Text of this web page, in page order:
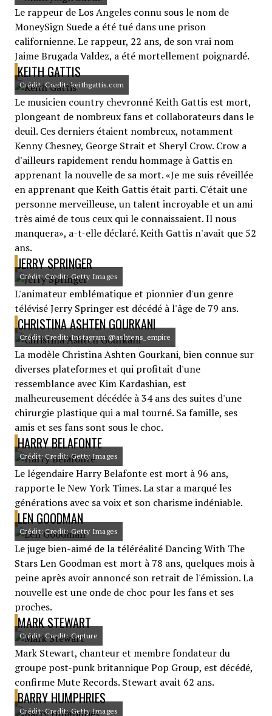
Le rappeur de Los Angeles connu sous le nom de
MoneySign Suede a été tué dans une prison
californienne. Le rappeur, 22 ans, de son vrai nom
Jaime Brugada Valdez, a été mortellement poignardé.
KEITH GATTIS
Crédit: Credit: keithgattis.com
Le musicien country chevronné Keith Gattis est mort,
plongeant de nombreux fans et collaborateurs dans le
deuil. Ces derniers étaient nombreux, notamment
Kenny Chesney, George Strait et Sheryl Crow. Crow a
d'ailleurs rapidement rendu hommage à Gattis en
apprenant la nouvelle de sa mort. «Je me suis réveillée
en apprenant que Keith Gattis était parti. C'était une
personne merveilleuse, un talent incroyable et un ami
très aimé de tous ceux qui le connaissaient. Il nous
manquera», a-t-elle déclaré. Keith Gattis n'avait que 52
ans.
JERRY SPRINGER
Crédit: Credit: Getty Images
L'animateur emblématique et pionnier d'un genre
télévisé Jerry Springer est décédé à l'âge de 79 ans.
CHRISTINA ASHTEN GOURKANI
Crédit: Credit: Instagram @ashtens_empire
La modèle Christina Ashten Gourkani, bien connue sur
diverses plateformes et qui profitait d'une
ressemblance avec Kim Kardashian, est
malheureusement décédée à 34 ans des suites d'une
chirurgie plastique qui a mal tourné. Sa famille, ses
amis et ses fans sont sous le choc.
HARRY BELAFONTE
Crédit: Credit: Getty Images
Le légendaire Harry Belafonte est mort à 96 ans,
rapporte le New York Times. La star a marqué les
générations avec sa voix et son charisme indéniable.
LEN GOODMAN
Crédit: Credit: Getty Images
Le juge bien-aimé de la téléréalité Dancing With The
Stars Len Goodman est mort à 78 ans, quelques mois à
peine après avoir annoncé son retrait de l'émission. La
nouvelle est une onde de choc pour les fans et ses
proches.
MARK STEWART
Crédit: Credit: Capture
Mark Stewart, chanteur et membre fondateur du
groupe post-punk britannique Pop Group, est décédé,
confirme Mute Records. Stewart avait 62 ans.
BARRY HUMPHRIES
Crédit: Credit: Getty Images